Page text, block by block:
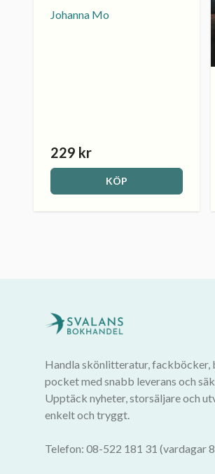
Johanna Mo
229 kr
KÖP
Handla skönlitteratur, fackböcker,
pocket med snabb leverans och
Upptäck nyheter, storsäljare och
enkelt och tryggt.
Telefon: 08-522 181 31 (vardagar